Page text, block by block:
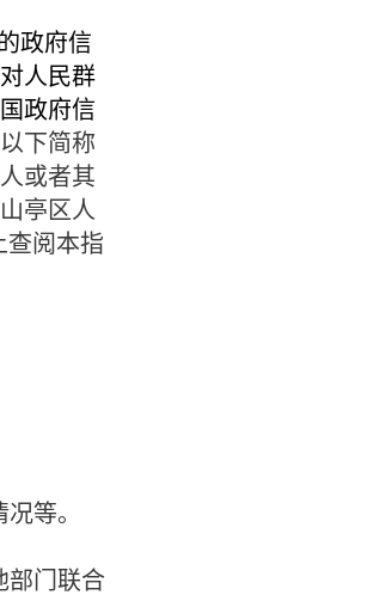
政府信
人民群
政府信
下简称
或者其
亭区人
查阅本指
等。
部门联合